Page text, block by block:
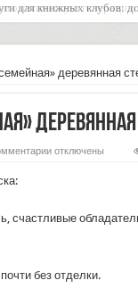
деревянная
к
стена
отключены
счастливые
без отделки.